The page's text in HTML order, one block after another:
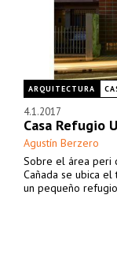
ARQUITECTURA
4.1.2017
Casa Refugio
Agustín Berzero
Sobre el área peri
Cañada se ubica
un pequeño